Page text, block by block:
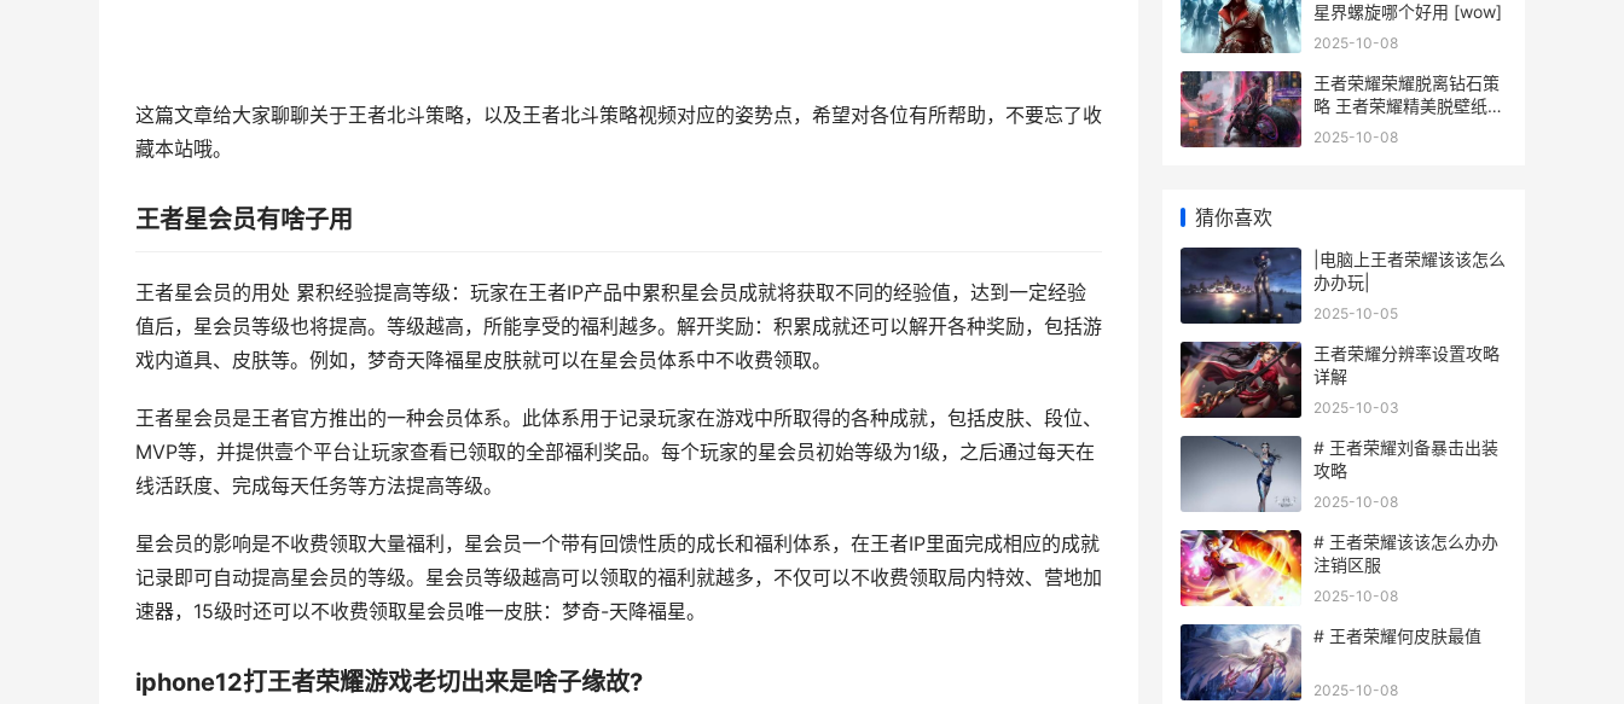
这篇文章给大家聊聊关于王者北斗策略，以及王者北斗策略视频对应的姿势点，希望对各位有所帮助，不要忘了收
藏本站哦。
王者星会员有啥子用
王者星会员的用处 累积经验提高等级：玩家在王者IP产品中累积星会员成就将获取不同的经验值，达到一定经验
值后，星会员等级也将提高。等级越高，所能享受的福利越多。解开奖励：积累成就还可以解开各种奖励，包括游
戏内道具、皮肤等。例如，梦奇天降福星皮肤就可以在星会员体系中不收费领取。
王者星会员是王者官方推出的一种会员体系。此体系用于记录玩家在游戏中所取得的各种成就，包括皮肤、段位、
MVP等，并提供壹个平台让玩家查看已领取的全部福利奖品。每个玩家的星会员初始等级为1级，之后通过每天在
线活跃度、完成每天任务等方法提高等级。
星会员的影响是不收费领取大量福利，星会员一个带有回馈性质的成长和福利体系，在王者IP里面完成相应的成就
记录即可自动提高星会员的等级。星会员等级越高可以领取的福利就越多，不仅可以不收费领取局内特效、营地加
速器，15级时还可以不收费领取星会员唯一皮肤：梦奇-天降福星。
iphone12打王者荣耀游戏老切出来是啥子缘故?
星界螺旋哪个好用 [wow]
2025-10-08
王者荣耀荣耀脱离钻石策
略 王者荣耀精美脱壁纸第
1期
2025-10-08
猜你喜欢
|电脑上王者荣耀该该怎么
办办玩|
2025-10-05
王者荣耀分辨率设置攻略
详解
2025-10-03
# 王者荣耀刘备暴击出装
攻略
2025-10-08
# 王者荣耀该该怎么办办
注销区服
2025-10-08
# 王者荣耀何皮肤最值
2025-10-08